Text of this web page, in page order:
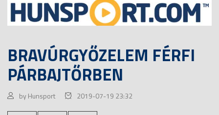
BRAVÚRGYŐZELEM FÉRFI
PÁRBAJTŐRBEN
by Hunsport 2019-07-19 23:32